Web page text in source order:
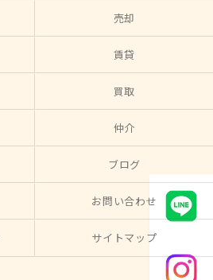
売却
賃貸
買取
仲介
ブログ
お問い合わせ
サイトマップ